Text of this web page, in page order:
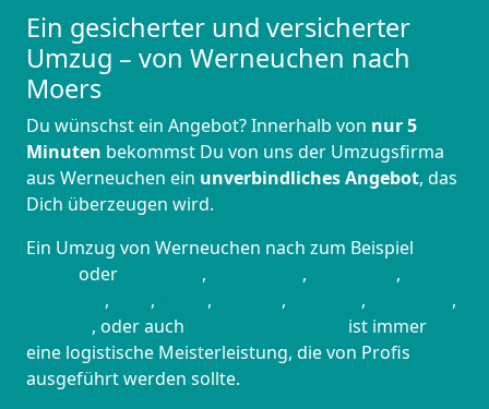
Ein gesicherter und versicherter
Umzug – von Werneuchen nach
Moers
Du wünschst ein Angebot? Innerhalb von nur 5
Minuten bekommst Du von uns der Umzugsfirma
aus Werneuchen ein unverbindliches Angebot, das
Dich überzeugen wird.
Ein Umzug von Werneuchen nach zum Beispiel
oder , ,
,
, , , , ,
,
, oder auch
ist immer
eine logistische Meisterleistung, die von Profis
ausgeführt werden sollte.